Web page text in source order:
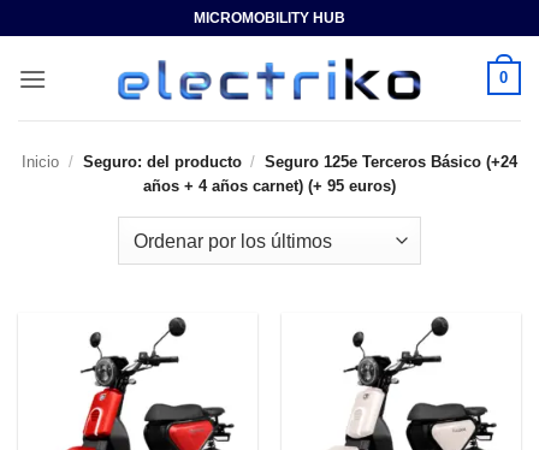
contenido
MICROMOBILITY HUB
0
Inicio / Seguro: del producto / Seguro 125e Terceros Básico (+24
años + 4 años carnet) (+ 95 euros)